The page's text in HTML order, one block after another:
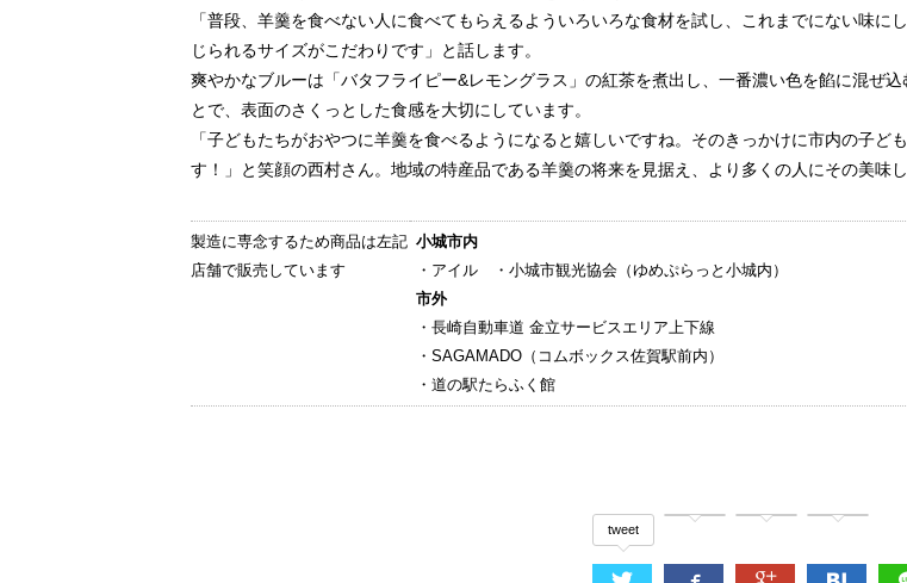
「普段、羊羹を食べない人に食べてもらえるよういろいろな食材を試し、これまでにない味
じられるサイズがこだわりです」と話します。
爽やかなブルーは「バタフライピー&レモングラス」の紅茶を煮出し、一番濃い色を餡に混ぜ
とで、表面のさくっとした食感を大切にしています。
「子どもたちがおやつに羊羹を食べるようになると嬉しいですね。そのきっかけに市内の子
す！」と笑顔の西村さん。地域の特産品である羊羹の将来を見据え、より多くの人にその美味し
製造に専念するため商品は左記
店舗で販売しています
小城市内
・アイル ・小城市観光協会（ゆめぷらっと小城内）
市外
・長崎自動車道 金立サービスエリア上下線
・SAGAMADO（コムボックス佐賀駅前内）
・道の駅たらふく館
tweet